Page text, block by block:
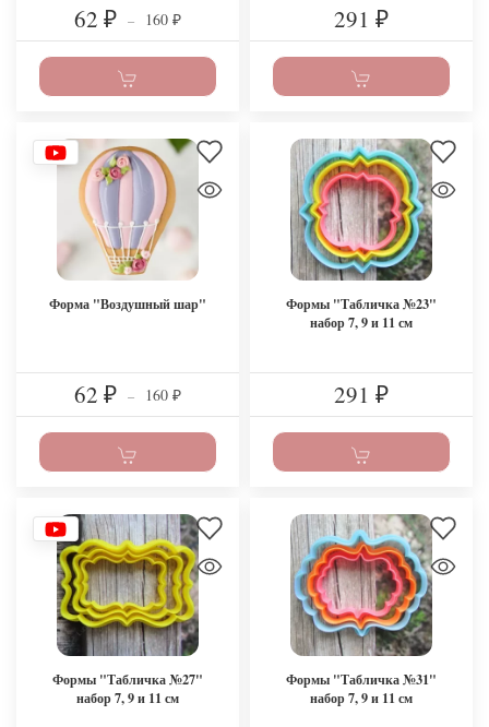
62 ₽ – 160 ₽ 291 ₽
Форма "Воздушный шар"
62 ₽ – 160 ₽
Формы "Табличка №23"
набор 7, 9 и 11 см
291 ₽
Формы "Табличка №27"
набор 7, 9 и 11 см
Формы "Табличка №31"
набор 7, 9 и 11 см